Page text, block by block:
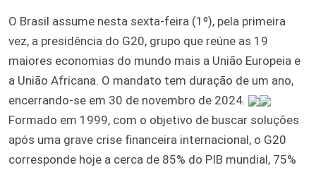
O Brasil assume nesta sexta-feira (1º), pela primeira
vez, a presidência do G20, grupo que reúne as 19
maiores economias do mundo mais a União Europeia e
a União Africana. O mandato tem duração de um ano,
encerrando-se em 30 de novembro de 2024.
Formado em 1999, com o objetivo de buscar soluções
após uma grave crise financeira internacional, o G20
corresponde hoje a cerca de 85% do PIB mundial, 75%